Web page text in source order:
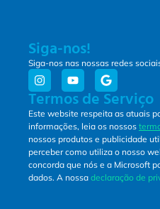
Siga-nos!
Siga-nos nas nossas redes
Termos de Serviço
Este website respeita as atuais
informações, leia os nossos
nossos produtos e publicidade
perceber como utiliza o nosso
concorda que nós e a Microsoft
dados. A nossa declaração de